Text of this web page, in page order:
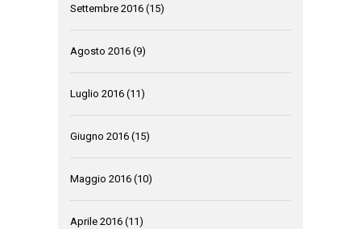
Settembre 2016 (15)
Agosto 2016 (9)
Luglio 2016 (11)
Giugno 2016 (15)
Maggio 2016 (10)
Aprile 2016 (11)